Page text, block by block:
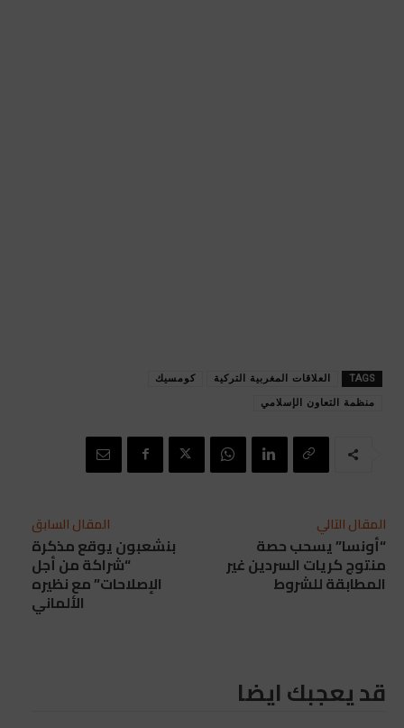
TAGS العلاقات المغربية التركية كومسيك
منظمة التعاون الإسلامي
المقال السابق
بنشعبون يوقع مذكرة
“شراكة من أجل
الإصلاحات” مع نظيره
الألماني
المقال التالي
“أونسا” يسحب حصة
منتوج كريات السردين غير
المطابقة للشروط
قد يعجبك ايضا